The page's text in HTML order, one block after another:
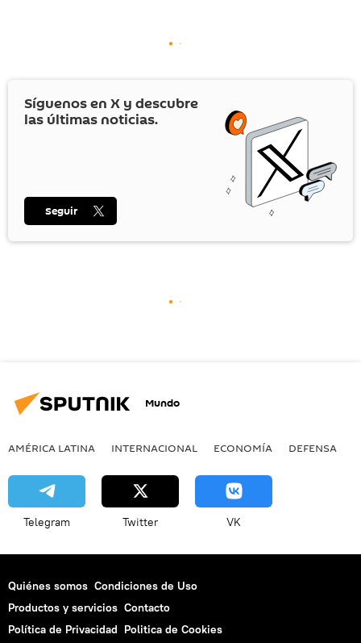
Síguenos en X y descubre
las últimas noticias.
Seguir
Mundo
AMÉRICA LATINA INTERNACIONAL ECONOMÍA DEFENSA
Telegram Twitter VK
Quiénes somos Condiciones de Uso
Productos y servicios Contacto
Política de Privacidad Politica de Cookies